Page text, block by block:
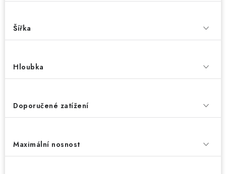
Šířka
Hloubka
Doporučené zatížení
Maximální nosnost